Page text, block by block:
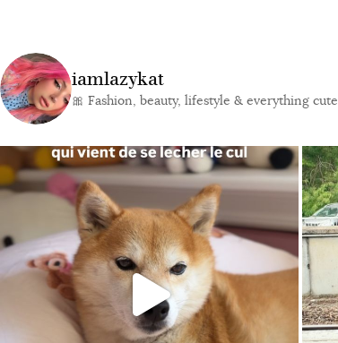
iamlazykat
🎀 Fashion, beauty, lifestyle & everything cute